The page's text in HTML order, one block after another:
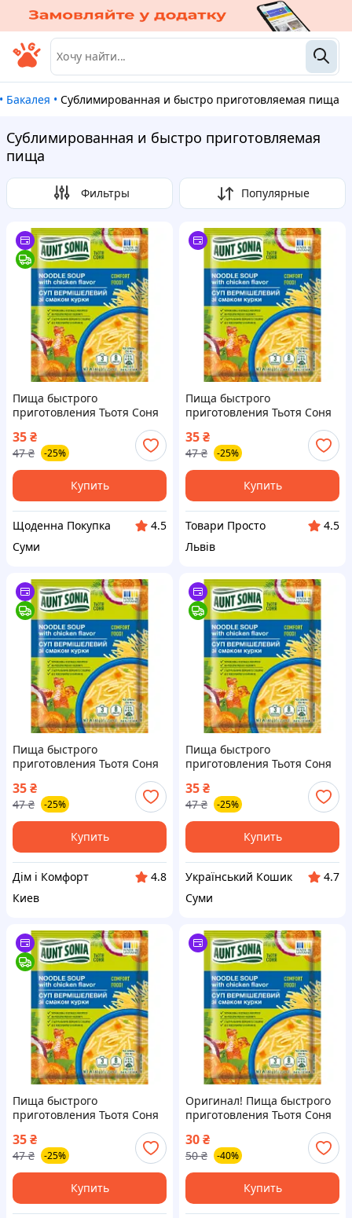
• Бакалея • Сублимированная и быстро приготовляемая пища
Сублимированная и быстро приготовляемая
пища
Фильтры Популярные
Пища быстрого
приготовления Тьотя Соня
вермишелью 60 г
(4820015101297)
35₴
47 ₴ -25%
Купить
Щоденна Покупка
4.5
Суми
Пища быстрого
приготовления Тьотя Соня
вермишелью 60 г
(4820015101297)
35₴
47 ₴ -25%
Купить
Товари Просто
4.5
Львів
Пища быстрого
приготовления Тьотя Соня
вермишелью 60 г
(4820015101297)
35₴
47 ₴ -25%
Купить
Дім і Комфорт
4.8
Киев
Пища быстрого
приготовления Тьотя Соня
вермишелью 60 г
(4820015101297)
35₴
47 ₴ -25%
Купить
Український Кошик
4.7
Суми
Пища быстрого
приготовления Тьотя Соня
вермишелью 60 г
(4820015101297)
35₴
47 ₴ -25%
Купить
Оригинал! Пища быстрого
приготовления Тьотя Соня
вермишелью 60 г
(4820015101297) - Высшее
качество!
30₴
50 ₴ -40%
Купить